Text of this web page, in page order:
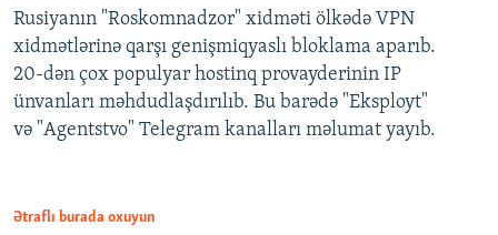
Rusiyanın "Roskomnadzor" xidməti ölkədə VPN
xidmətlərinə qarşı genişmiqyaslı bloklama aparıb.
20-dən çox populyar hostinq provayderinin IP
ünvanları məhdudlaşdırılıb. Bu barədə "Eksployt"
və "Agentstvo" Telegram kanalları məlumat yayıb.
Ətraflı burada oxuyun